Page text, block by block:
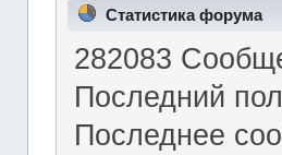
Статистика форума
282083
Последний
Последнее